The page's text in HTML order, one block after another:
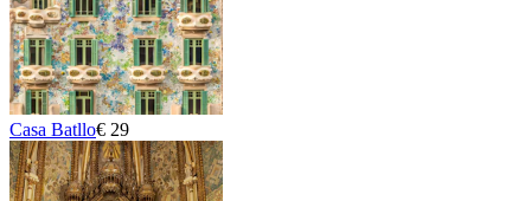
Casa Batllo€ 29